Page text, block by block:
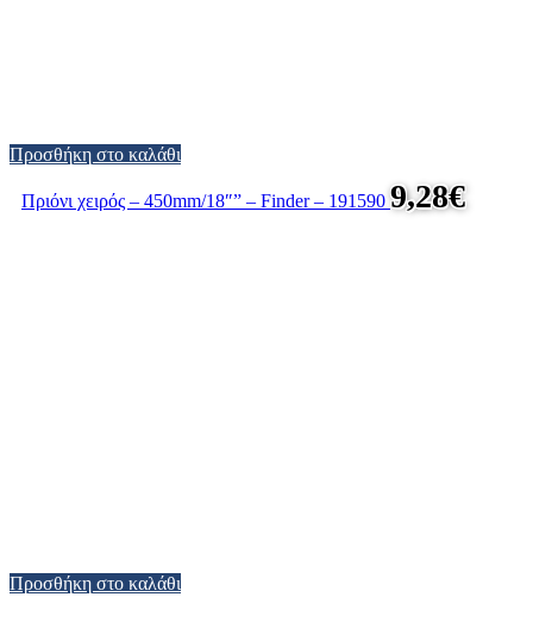
Προσθήκη στο καλάθι
Πριόνι χειρός – 450mm/18″” – Finder – 191590 9,28€
Προσθήκη στο καλάθι